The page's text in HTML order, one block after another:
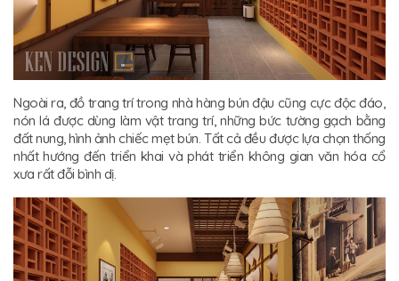
Ngoài ra, đồ trang trí trong nhà hàng bún đậu cũng cực độc đáo,
nón lá được dùng làm vật trang trí, những bức tường gạch bằng
đất nung, hình ảnh chiếc mẹt bún. Tất cả đều được lựa chọn thống
nhất hướng đến triển khai và phát triển không gian văn hóa cổ
xưa rất đỗi bình dị.